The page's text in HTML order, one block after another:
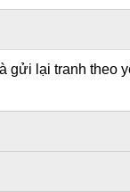
lại tranh